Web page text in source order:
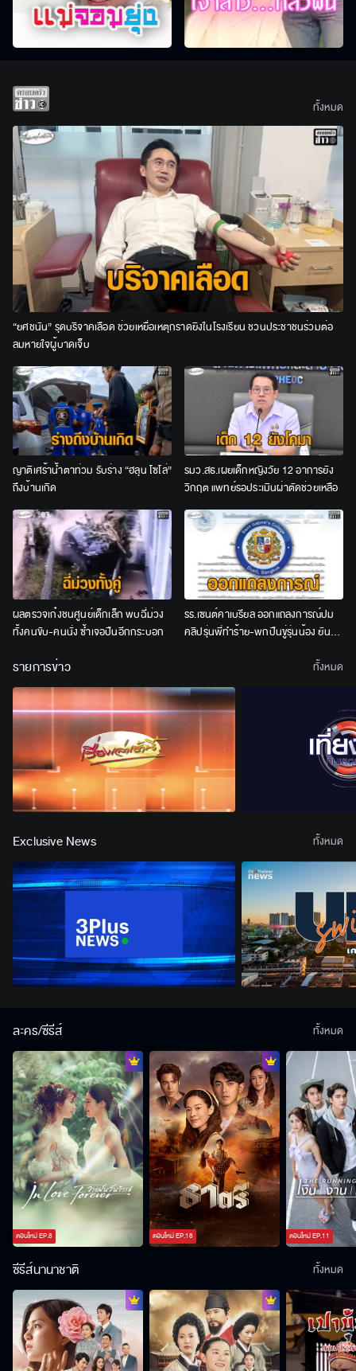
“ยศชนัน” รุดบริจาคเลือด ช่วยเหยื่อเหตุกราดยิงในโรงเรียน ชวนประชาชนร่วมต่อ
ลมหายใจผู้บาดเจ็บ
ญาติเศร้าน้ำตาท่วม รับร่าง “ฮลุน โซโล่”
ถึงบ้านเกิด
รมว.สธ.เผยเด็กหญิงวัย 12 อาการยัง
วิกฤต แพทย์รอประเมินผ่าตัดช่วยเหลือ
ผลตรวจเก๋งชนศูนย์เด็กเล็ก พบฉี่ม่วง
ทั้งคนขับ-คนนั่ง ซ้ำเจอปืนอีกกระบอก
รร.เซนต์คาเบรียล ออกแถลงการณ์ปม
คลิปรุ่นพี่ทำร้าย-พกปืนขู่รุ่นน้อง ยัน
ทั้งหมด
รายการข่าว ทั้งหมด
Exclusive News ทั้งหมด
ละคร/ซีรีส์
ตอนใหม่EP.8 ตอนใหม่EP.18 ตอนใหม่EP.11
ทั้งหมด
ซีรีส์นานาชาติ ทั้งหมด